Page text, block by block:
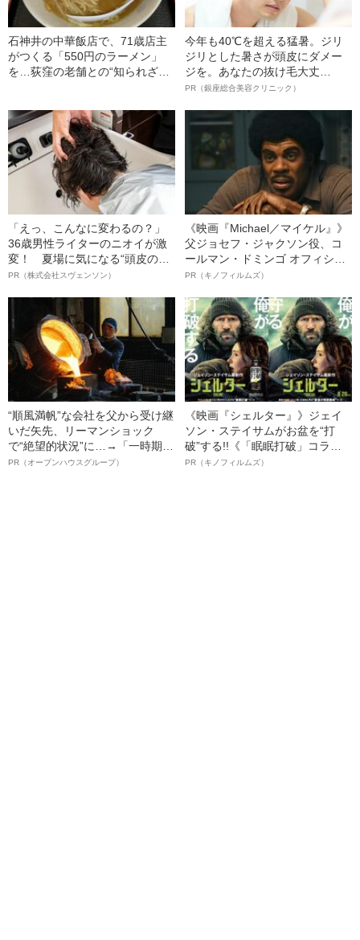
石神井の中華飯店で、71歳店主
がつくる「550円のラーメン」
を…荻窪の老舗との“知られざる
今年も40℃を超える猛暑。ジリ
ジリとした暑さが頭皮にダメー
ジを。あなたの抜け毛大丈
夫！？
PR（銀座総合美容クリニック）
「えっ、こんなに変わるの？」
36歳男性ライターのニオイが激
変！ 夏場に気になる“頭皮のニ
オイ”や“ベタつき”を解消す
ト”が生み出した徹底ケアとは
PR（株式会社スヴェンソン）
《映画『Michael／マイケル』》
父ジョセフ・ジャクソン役、コ
ールマン・ドミンゴ オフィシャ
ルインタビュー“観客を魅了した
語る”《日本興収70億円突破》
PR（キノフィルムズ）
“順風満帆”な会社を父から受け継
いだ矢先、リーマンショック
で“絶望的状況”に…→「一時期は
納品3年待ち」のヒット商品を生
PR（オープンハウスグループ）
《映画『シェルター』》ジェイ
ソン・ステイサムがお盆を“打
破”する!!《「眠眠打破」コラ
ボ》
PR（キノフィルムズ）